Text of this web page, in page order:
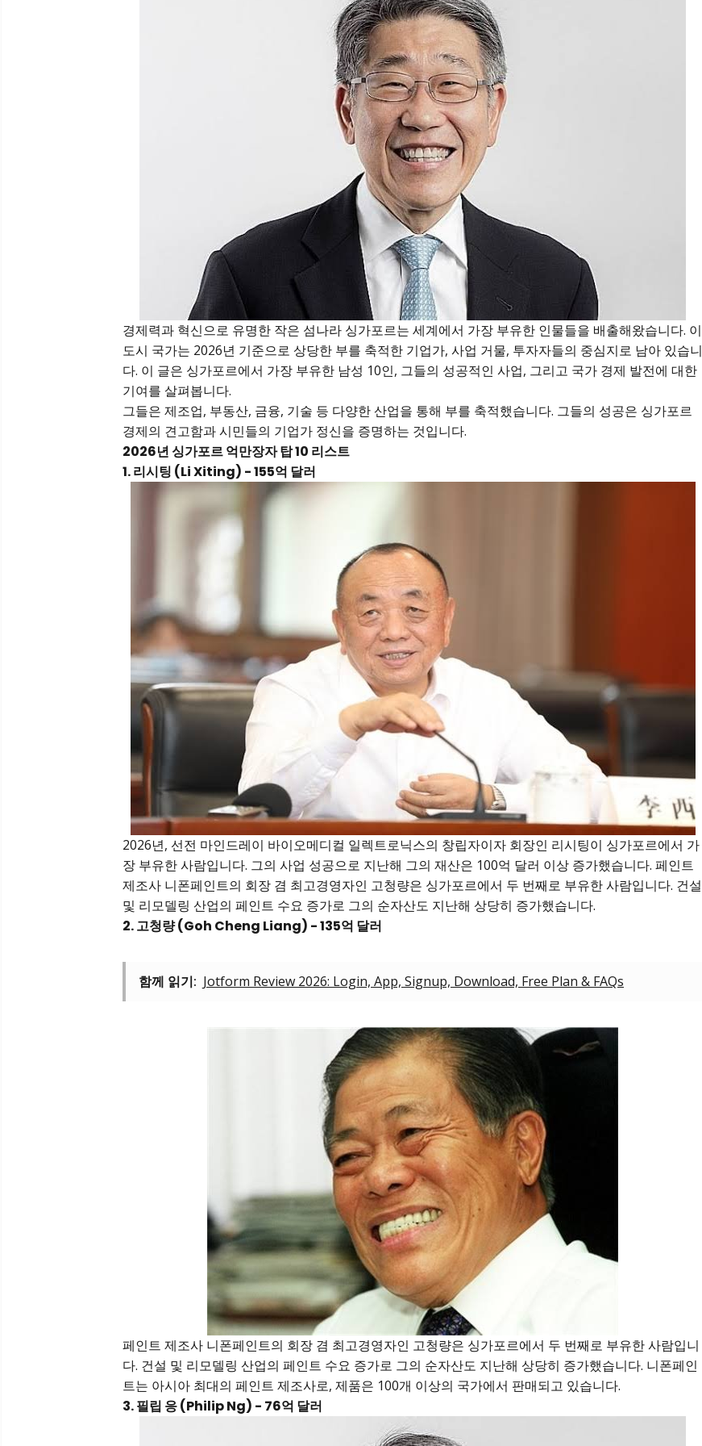
경제력과 혁신으로 유명한 작은 섬나라 싱가포르는 세계에서 가장 부유한 인물들을 배출해왔습니다. 이
도시 국가는 2026년 기준으로 상당한 부를 축적한 기업가, 사업 거물, 투자자들의 중심지로 남아 있습니
다. 이 글은 싱가포르에서 가장 부유한 남성 10인, 그들의 성공적인 사업, 그리고 국가 경제 발전에 대한
기여를 살펴봅니다.
그들은 제조업, 부동산, 금융, 기술 등 다양한 산업을 통해 부를 축적했습니다. 그들의 성공은 싱가포르
경제의 견고함과 시민들의 기업가 정신을 증명하는 것입니다.
2026년 싱가포르 억만장자 탑 10 리스트
1. 리시팅 (Li Xiting) - 155억 달러
2026년, 선전 마인드레이 바이오메디컬 일렉트로닉스의 창립자이자 회장인 리시팅이 싱가포르에서 가
장 부유한 사람입니다. 그의 사업 성공으로 지난해 그의 재산은 100억 달러 이상 증가했습니다. 페인트
제조사 니폰페인트의 회장 겸 최고경영자인 고청량은 싱가포르에서 두 번째로 부유한 사람입니다. 건설
및 리모델링 산업의 페인트 수요 증가로 그의 순자산도 지난해 상당히 증가했습니다.
2. 고청량 (Goh Cheng Liang) - 135억 달러
함께 읽기: Jotform Review 2026: Login, App, Signup, Download, Free Plan & FAQs
페인트 제조사 니폰페인트의 회장 겸 최고경영자인 고청량은 싱가포르에서 두 번째로 부유한 사람입니
다. 건설 및 리모델링 산업의 페인트 수요 증가로 그의 순자산도 지난해 상당히 증가했습니다. 니폰페인
트는 아시아 최대의 페인트 제조사로, 제품은 100개 이상의 국가에서 판매되고 있습니다.
3. 필립 응 (Philip Ng) - 76억 달러